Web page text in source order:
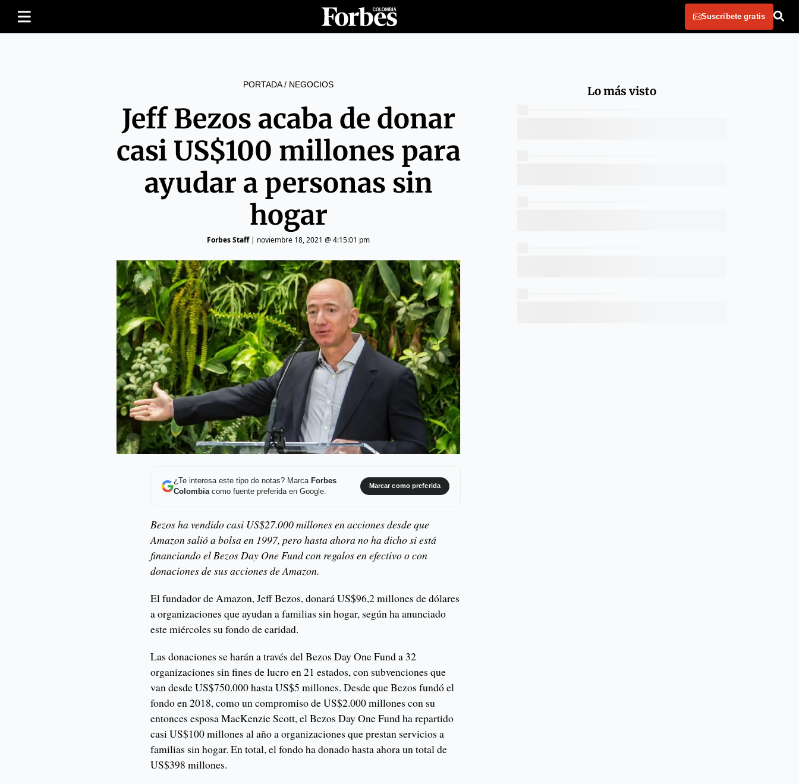
Suscribete gratis
PORTADA/ NEGOCIOS
Jeff Bezos acaba de donar
casi US$100 millones para
ayudar a personas sin
hogar
Forbes Staff| noviembre 18, 2021 @ 4:15:01 pm
¿Te interesa este tipo de notas? Marca Forbes
Colombiacomo fuente preferida en Google.
Marcar como preferida
Bezos ha vendido casi US$27.000 millones en acciones desde que
Amazon salió a bolsa en 1997, pero hasta ahora no ha dicho si está
financiando el Bezos Day One Fund con regalos en efectivo o con
donaciones de sus acciones de Amazon.
El fundador de Amazon, Jeff Bezos, donará US$96,2 millones de dólares
a organizaciones que ayudan a familias sin hogar, según ha anunciado
este miércoles su fondo de caridad.
Las donaciones se harán a través del Bezos Day One Fund a 32
organizaciones sin fines de lucro en 21 estados, con subvenciones que
van desde US$750.000 hasta US$5 millones. Desde que Bezos fundó el
fondo en 2018, como un compromiso de US$2.000 millones con su
entonces esposa MacKenzie Scott, el Bezos Day One Fund ha repartido
casi US$100 millones al año a organizaciones que prestan servicios a
familias sin hogar. En total, el fondo ha donado hasta ahora un total de
US$398 millones.
Lo más visto